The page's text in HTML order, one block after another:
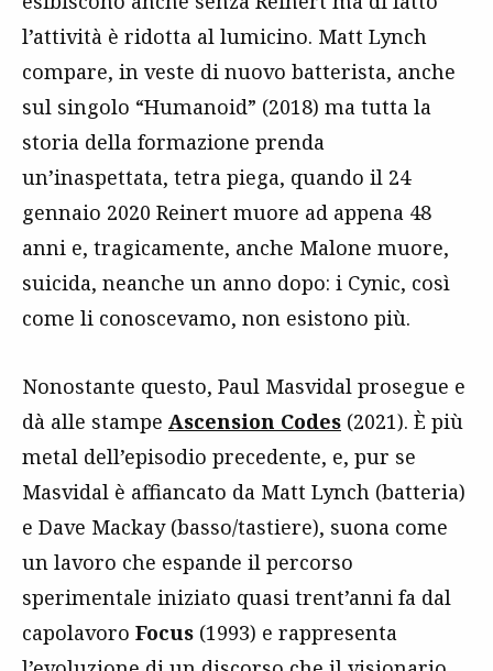
l’attività è ridotta al lumicino. Matt Lynch
compare, in veste di nuovo batterista, anche
sul singolo “Humanoid” (2018) ma tutta la
storia della formazione prenda
un’inaspettata, tetra piega, quando il 24
gennaio 2020 Reinert muore ad appena 48
anni e, tragicamente, anche Malone muore,
suicida, neanche un anno dopo: i Cynic, così
come li conoscevamo, non esistono più.
Nonostante questo, Paul Masvidal prosegue e
dà alle stampe Ascension Codes (2021). È più
metal dell’episodio precedente, e, pur se
Masvidal è affiancato da Matt Lynch (batteria)
e Dave Mackay (basso/tastiere), suona come
un lavoro che espande il percorso
sperimentale iniziato quasi trent’anni fa dal
capolavoro Focus (1993) e rappresenta